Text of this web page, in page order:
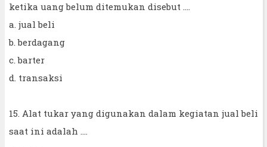
ketika uang belum ditemukan disebut ....
a. jual beli
b. berdagang
c. barter
d. transaksi
15. Alat tukar yang digunakan dalam kegiatan jual beli
saat ini adalah ....